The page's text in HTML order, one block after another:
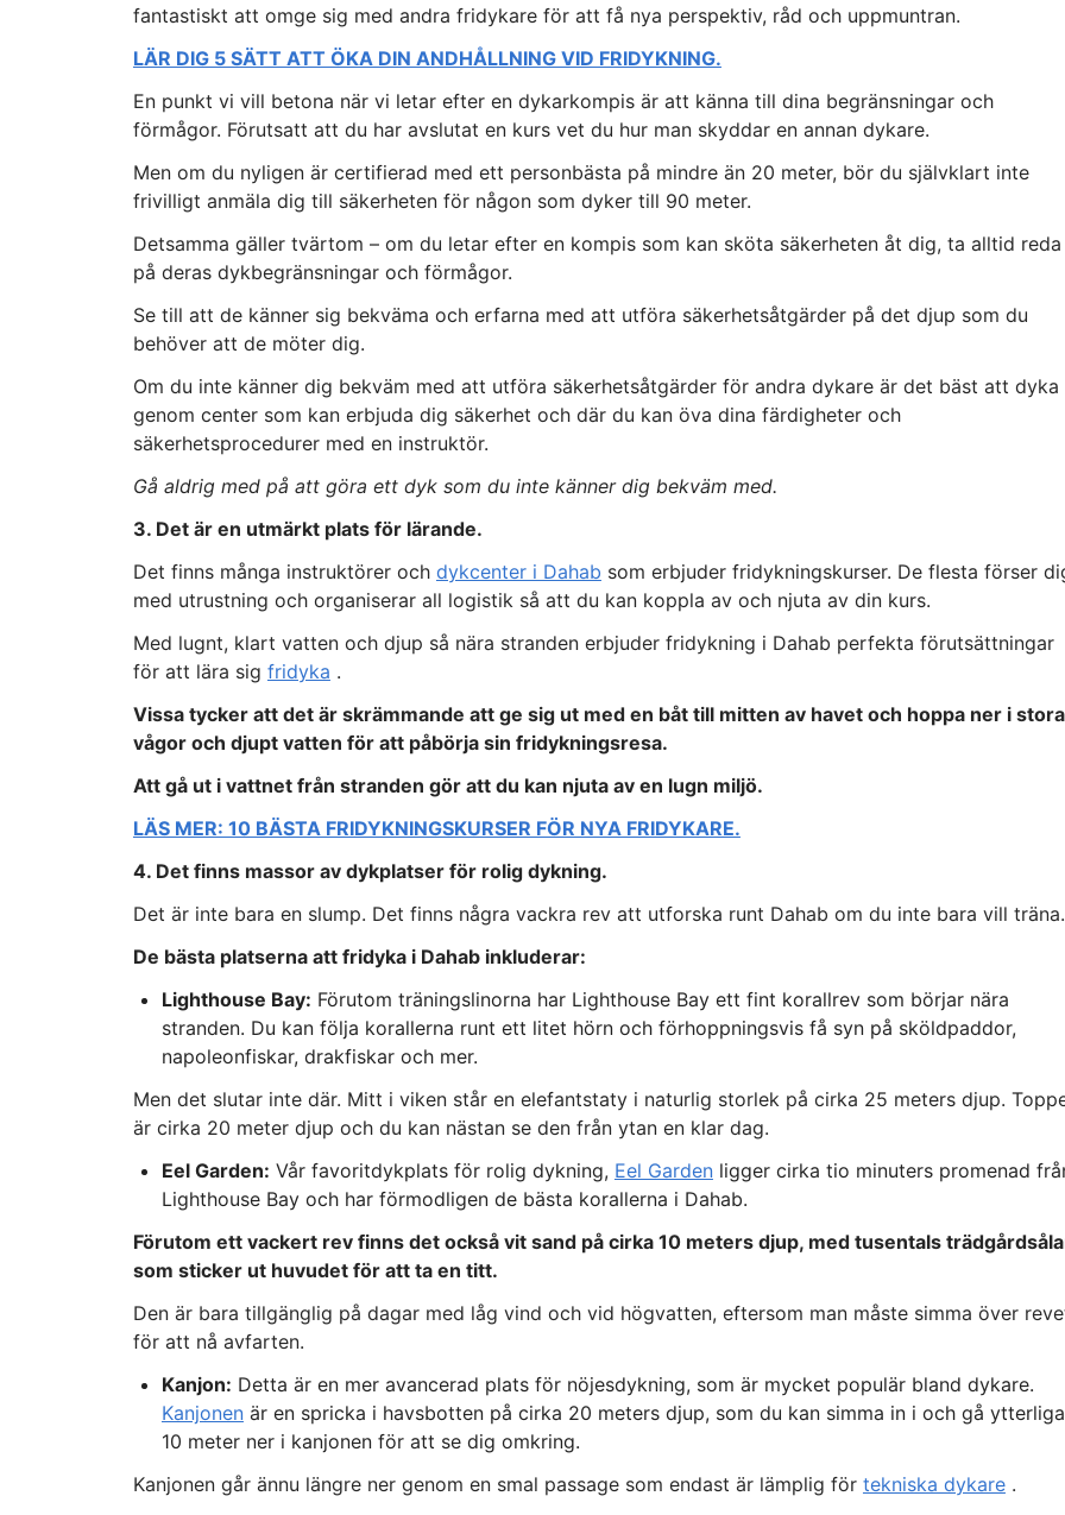
fantastiskt att omge sig med andra fridykare för att få nya perspektiv, råd och uppmuntran.
LÄR DIG 5 SÄTT ATT ÖKA DIN ANDHÅLLNING VID FRIDYKNING.
En punkt vi vill betona när vi letar efter en dykarkompis är att känna till dina begränsningar och
förmågor. Förutsatt att du har avslutat en kurs vet du hur man skyddar en annan dykare.
Men om du nyligen är certifierad med ett personbästa på mindre än 20 meter, bör du självklart inte
frivilligt anmäla dig till säkerheten för någon som dyker till 90 meter.
Detsamma gäller tvärtom – om du letar efter en kompis som kan sköta säkerheten åt dig, ta alltid reda
på deras dykbegränsningar och förmågor.
Se till att de känner sig bekväma och erfarna med att utföra säkerhetsåtgärder på det djup som du
behöver att de möter dig.
Om du inte känner dig bekväm med att utföra säkerhetsåtgärder för andra dykare är det bäst att dyka
genom center som kan erbjuda dig säkerhet och där du kan öva dina färdigheter och
säkerhetsprocedurer med en instruktör.
Gå aldrig med på att göra ett dyk som du inte känner dig bekväm med.
3. Det är en utmärkt plats för lärande.
Det finns många instruktörer och dykcenter i Dahab som erbjuder fridykningskurser. De flesta förser
med utrustning och organiserar all logistik så att du kan koppla av och njuta av din kurs.
Med lugnt, klart vatten och djup så nära stranden erbjuder fridykning i Dahab perfekta förutsättningar
för att lära sig fridyka .
Vissa tycker att det är skrämmande att ge sig ut med en båt till mitten av havet och hoppa ner i stora
vågor och djupt vatten för att påbörja sin fridykningsresa.
Att gå ut i vattnet från stranden gör att du kan njuta av en lugn miljö.
LÄS MER: 10 BÄSTA FRIDYKNINGSKURSER FÖR NYA FRIDYKARE.
4. Det finns massor av dykplatser för rolig dykning.
Det är inte bara en slump. Det finns några vackra rev att utforska runt Dahab om du inte bara vill träna.
De bästa platserna att fridyka i Dahab inkluderar:
Lighthouse Bay: Förutom träningslinorna har Lighthouse Bay ett fint korallrev som börjar nära
stranden. Du kan följa korallerna runt ett litet hörn och förhoppningsvis få syn på sköldpaddor,
napoleonfiskar, drakfiskar och mer.
Men det slutar inte där. Mitt i viken står en elefantstaty i naturlig storlek på cirka 25 meters djup.
är cirka 20 meter djup och du kan nästan se den från ytan en klar dag.
Eel Garden: Vår favoritdykplats för rolig dykning, Eel Gardenligger cirka tio minuters promenad
Lighthouse Bay och har förmodligen de bästa korallerna i Dahab.
Förutom ett vackert rev finns det också vit sand på cirka 10 meters djup, med tusentals
som sticker ut huvudet för att ta en titt.
Den är bara tillgänglig på dagar med låg vind och vid högvatten, eftersom man måste simma över
för att nå avfarten.
Kanjon: Detta är en mer avancerad plats för nöjesdykning, som är mycket populär bland dykare.
Kanjonenär en spricka i havsbotten på cirka 20 meters djup, som du kan simma in i och gå
10 meter ner i kanjonen för att se dig omkring.
Kanjonen går ännu längre ner genom en smal passage som endast är lämplig för tekniska dykare.